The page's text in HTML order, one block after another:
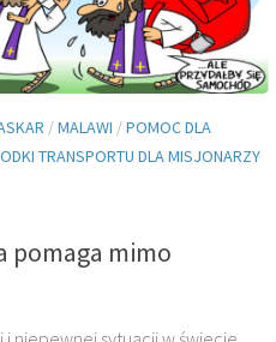
/MALAWI /POMOC DLA
TRANSPORTU DLA MISJONARZY
pomaga mimo